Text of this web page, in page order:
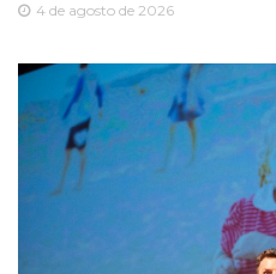
4 de agosto de 2026